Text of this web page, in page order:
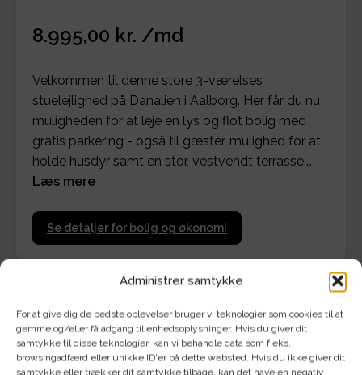
Administrer samtykke
For at give dig de bedste oplevelser bruger vi teknologier som cookies til at
gemme og/eller få adgang til enhedsoplysninger. Hvis du giver dit
samtykke til disse teknologier, kan vi behandle data som f.eks.
browsingadfærd eller unikke ID'er på dette websted. Hvis du ikke giver dit
samtykke eller trækker dit samtykke tilbage, kan det have en negativ
8.995,00 kr. /md
Velkommen til denne store 3-værelses
stuelejlighed på Danalien i Aalborg. Her får du nu
muligheden for at leje en lys og flot bolig med
gratis parkering - også til gæster, mulighed for at
holde husdyr samt en stor, vestvendt terrasse.…
Læs mere
Se detaljer for bolig og økonomi
Velkommen til denne store 3-værelses stuelejlighed på
Danalien i Aalborg.